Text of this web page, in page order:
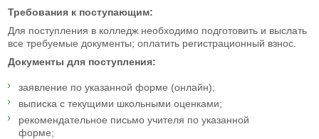
Требования к поступающим:
Для поступления в колледж необходимо подготовить и выслать
все требуемые документы; оплатить регистрационный взнос.
Документы для поступления:
заявление по указанной форме (онлайн);
выписка с текущими школьными оценками;
рекомендательное письмо учителя по указанной
форме;